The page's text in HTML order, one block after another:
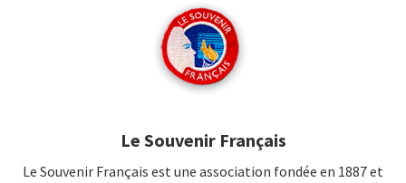
Le Souvenir Français
Le Souvenir Français est une association fondée en 1887 et